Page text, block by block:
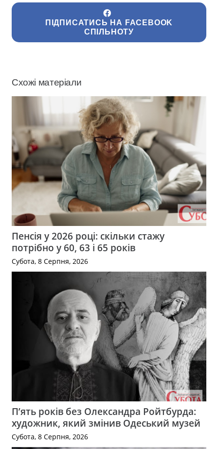
ПІДПИСАТИСЬ НА FACEBOOK
СПІЛЬНОТУ
Схожі матеріали
Пенсія у 2026 році: скільки стажу
потрібно у 60, 63 і 65 років
Субота, 8 Серпня, 2026
П’ять років без Олександра Ройтбурда:
художник, який змінив Одеський музей
Субота, 8 Серпня, 2026